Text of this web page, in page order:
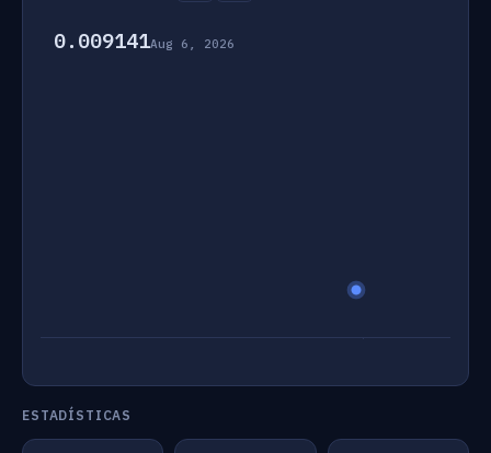
0.009141Aug 6, 2026
ESTADÍSTICAS